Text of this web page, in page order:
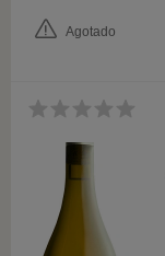
Agotado